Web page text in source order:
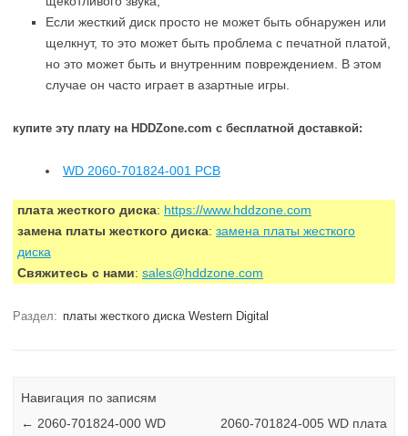
Если жесткий диск просто не может быть обнаружен или
щелкнут, то это может быть проблема с печатной платой,
но это может быть и внутренним повреждением. В этом
случае он часто играет в азартные игры.
купите эту плату на HDDZone.com с бесплатной доставкой:
WD 2060-701824-001 PCB
плата жесткого диска: https://www.hddzone.com
замена платы жесткого диска: замена платы жесткого
диска
Свяжитесь с нами: sales@hddzone.com
Раздел: платы жесткого диска Western Digital
Навигация по записям
← 2060-701824-000 WD
2060-701824-005 WD плата